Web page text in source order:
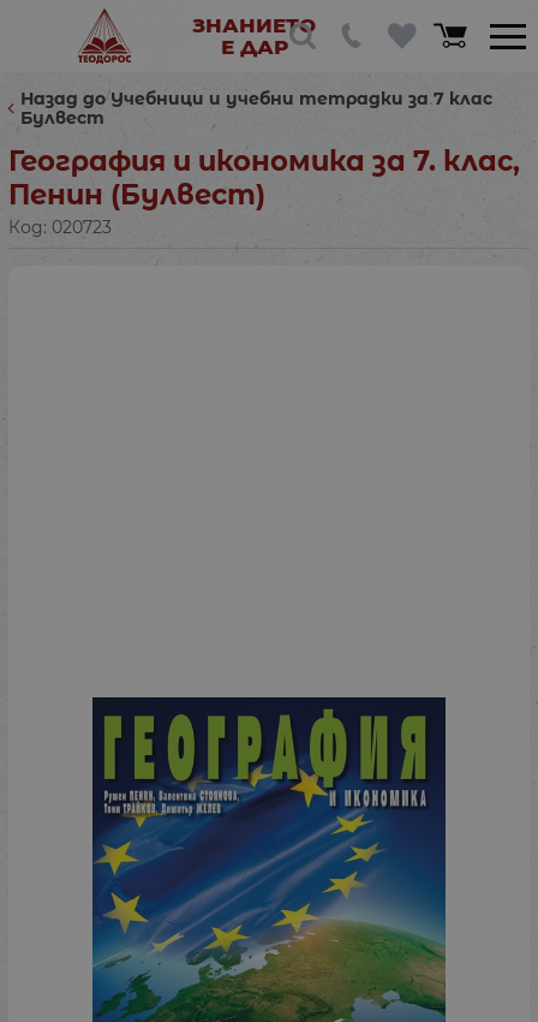
ЗНАНИЕТО
Е ДАР
Назад до Учебници и учебни тетрадки за 7 клас
Булвест
География и икономика за 7. клас,
Пенин (Булвест)
Код: 020723